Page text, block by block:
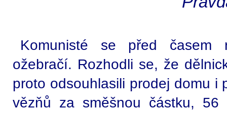
Komunisté se před časem
ožebračí. Rozhodli se, že
proto odsouhlasili prodej domu i
vězňů za směšnou částku, 56